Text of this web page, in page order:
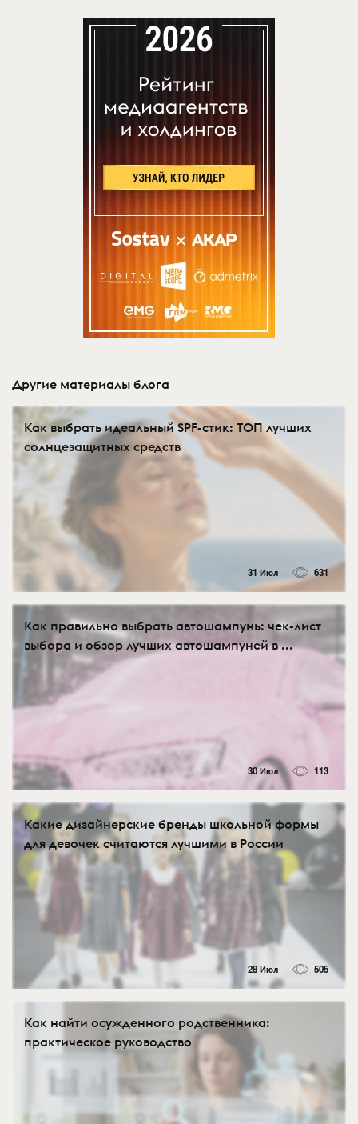
Другие материалы блога
Как выбрать идеальный SPF-стик: ТОП лучших
солнцезащитных средств
31 Июл 631
Как правильно выбрать автошампунь: чек-лист
выбора и обзор лучших автошампуней в ...
30 Июл 113
Какие дизайнерские бренды школьной формы
для девочек считаются лучшими в России
28 Июл 505
Как найти осужденного родственника:
практическое руководство